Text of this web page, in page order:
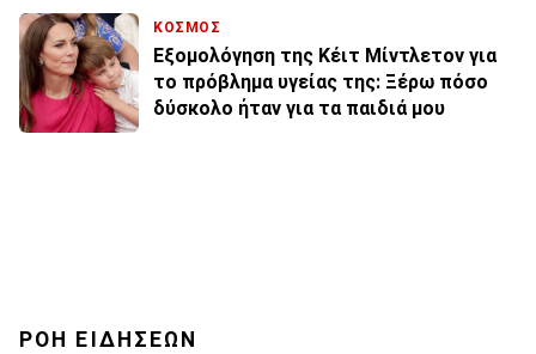
ΚΟΣΜΟΣ
Εξομολόγηση της Κέιτ Μίντλετον για
το πρόβλημα υγείας της: Ξέρω πόσο
δύσκολο ήταν για τα παιδιά μου
ΡΟΗ ΕΙΔΗΣΕΩΝ